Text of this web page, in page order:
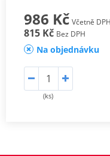
986 Kč Včetně DPH
815 Kč Bez DPH
Na objednávku
(ks)